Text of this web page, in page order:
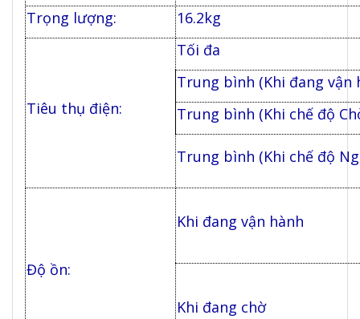
Trọng lượng: 16.2kg
Tiêu thụ điện:
Tối đa
Trung bình (Khi đang vận
Trung bình (Khi chế độ
Trung bình (Khi chế độ
Độ ồn:
Khi đang vận hành
Khi đang chờ